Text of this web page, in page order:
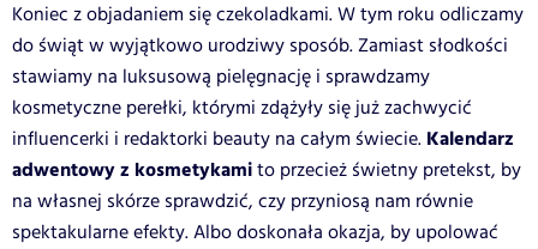
Koniec z objadaniem się czekoladkami. W tym roku odliczamy
do świąt w wyjątkowo urodziwy sposób. Zamiast słodkości
stawiamy na luksusową pielęgnację i sprawdzamy
kosmetyczne perełki, którymi zdążyły się już zachwycić
influencerki i redaktorki beauty na całym świecie. Kalendarz
adwentowy z kosmetykamito przecież świetny pretekst, by
na własnej skórze sprawdzić, czy przyniosą nam równie
spektakularne efekty. Albo doskonała okazja, by upolować